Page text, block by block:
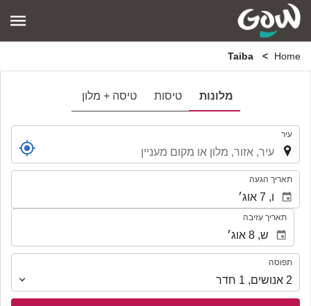
Home
מלונות טיסות טיסה + מלון
עיר
תאריך הגעה
תאריך עזיבה
תפוסה
תפוסה
2 אנושים,
1 חדר